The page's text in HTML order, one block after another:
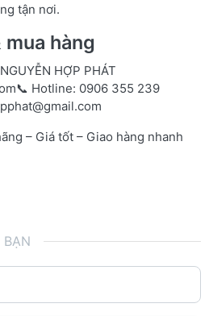
tận nơi.
hàng
HỢP PHÁT
📞 Hotline: 0906 355 239
– Giá tốt – Giao hàng nhanh